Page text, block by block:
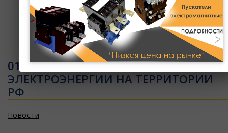
Ваша корзина пуста
01.12.2011 - ОБЗОР - РОСТ ОБЪЕМОВ
ЭЛЕКТРОЭНЕРГИИ НА ТЕРРИТОРИИ
РФ
Новости